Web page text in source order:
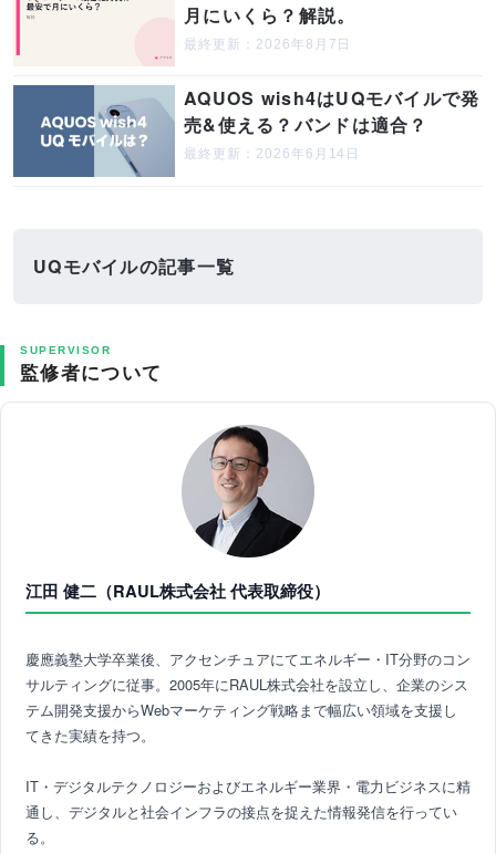
月にいくら？解説。
最終更新：2026年8月7日
AQUOS wish4はUQモバイルで発
売&使える？バンドは適合？
最終更新：2026年6月14日
UQモバイルの記事一覧
SUPERVISOR
監修者について
江田 健二（RAUL株式会社 代表取締役）
慶應義塾大学卒業後、アクセンチュアにてエネルギー・IT分野のコン
サルティングに従事。2005年にRAUL株式会社を設立し、企業のシス
テム開発支援からWebマーケティング戦略まで幅広い領域を支援し
てきた実績を持つ。
IT・デジタルテクノロジーおよびエネルギー業界・電力ビジネスに精
通し、デジタルと社会インフラの接点を捉えた情報発信を行ってい
る。